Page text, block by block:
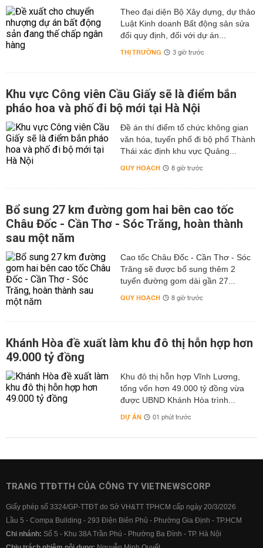
Theo đại diện Bộ Xây dựng, dự thảo
Luật Kinh doanh Bất động sản sửa
đổi quy định, đối với dự án...
THỊ TRƯỜNG 3 giờ trước
Khu vực Công viên Cầu Giấy sẽ là điểm bắn
pháo hoa và phố đi bộ mới tại Hà Nội
Đề án thí điểm tổ chức không gian
văn hóa, tuyến phố đi bộ phố Thành
Thái xác định khu vực Quảng...
QUY HOẠCH 8 giờ trước
Bổ sung 27 km đường gom hai bên cao tốc
Châu Đốc - Cần Thơ - Sóc Trăng, hoàn thành
sau một năm
Cao tốc Châu Đốc - Cần Thơ - Sóc
Trăng sẽ được bổ sung thêm 2
tuyến đường gom dài gần 27...
QUY HOẠCH 8 giờ trước
Khánh Hòa đề xuất làm khu đô thị hỗn hợp hơn
49.000 tỷ đồng
Khu đô thị hỗn hợp Vĩnh Lương,
tổng vốn hơn 49.000 tỷ đồng vừa
được UBND Khánh Hòa trình...
DỰ ÁN 01 phút trước
TRANG TTĐTTH CỦA CÔNG TY VIETNEWSCORP
Giấy phép số 3324/GP-TTĐT do Sở VH&TT TPHCM cấp ngày 20/3/2026
Lầu 5 - Compa Building - 293 Điện Biên Phủ - Phường Gia Định - TP.HCM
Chi nhánh: Số 5 - Khu 38A Trần Phú - Phường Ba Đình - TP. Hà Nội